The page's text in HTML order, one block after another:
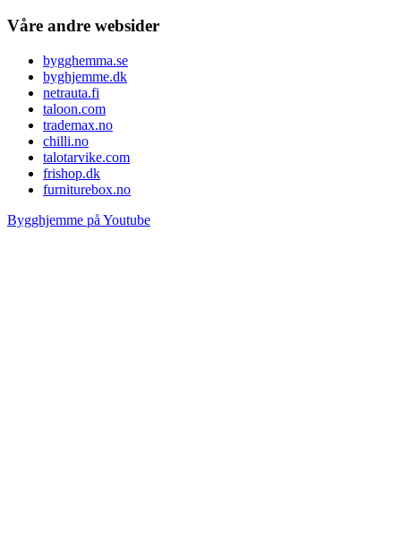
Våre andre websider
bygghemma.se
byghjemme.dk
netrauta.fi
taloon.com
trademax.no
chilli.no
talotarvike.com
frishop.dk
furniturebox.no
Bygghjemme på Youtube